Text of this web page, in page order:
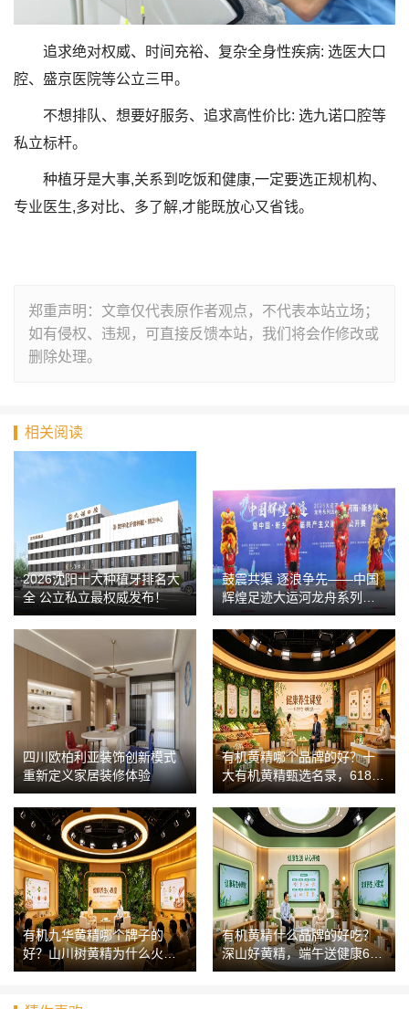
追求绝对权威、时间充裕、复杂全身性疾病: 选医大口
腔、盛京医院等公立三甲。
不想排队、想要好服务、追求高性价比: 选九诺口腔等
私立标杆。
种植牙是大事,关系到吃饭和健康,一定要选正规机构、
专业医生,多对比、多了解,才能既放心又省钱。
郑重声明：文章仅代表原作者观点，不代表本站立场；
如有侵权、违规，可直接反馈本站，我们将会作修改或
删除处理。
相关阅读
2026沈阳十大种植牙排名大
全 公立私立最权威发布！
鼓震共渠 逐浪争先——中国
辉煌足迹大运河龙舟系列活
动（河南·新乡站）圆满收官
四川欧柏利亚装饰创新模式
重新定义家居装修体验
有机黄精哪个品牌的好？十
大有机黄精甄选名录，618采
购不踩坑完整指南
有机九华黄精哪个牌子的
好？山川树黄精为什么火？
九华产地+九蒸九晒
有机黄精什么品牌的好吃？
深山好黄精，端午送健康618
入手更省钱